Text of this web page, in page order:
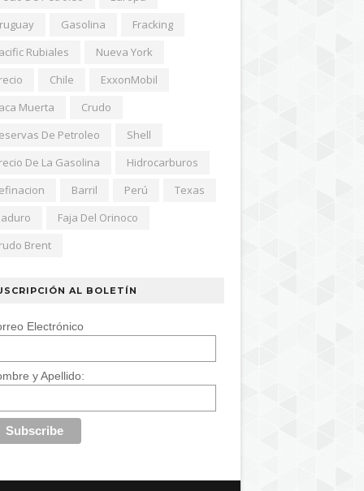
Gasolina
Fracking
Rubiales
Nueva York
Chile
ExxonMobil
Muerta
Crudo
De Petroleo
Shell
De La Gasolina
Hidrocarburos
Barril Perú
Texas
Faja Del Orinoco
Brent
AL BOLETÍN
Electrónico
y Apellido: